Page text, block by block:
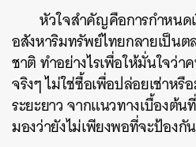
หัวใจสำคัญคือการกำหนด
อสังหาริมทรัพย์ไทยกลายเป็นต
ชาติ ทำอย่างไรเพื่อให้มั่นใจว่
จริงๆ ไม่ใช่ซื้อเพื่อปล่อยเช่าหรื
ระยะยาว จากแนวทางเบื้องต้
มองว่ายังไม่เพียงพอที่จะป้อง